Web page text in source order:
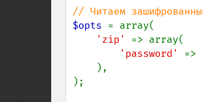
$opts = array(
'zip' => array(
'password' =>
);